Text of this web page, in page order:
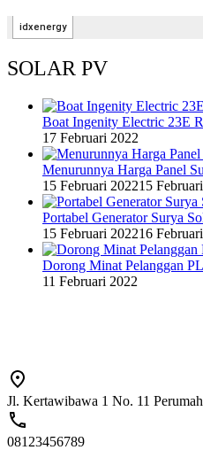
SOLAR PV
Boat Ingenity Electric 23E
17 Februari 2022
Menurunnya Harga Panel
15 Februari 202215
Portabel Generator Surya
15 Februari 202216
Dorong Minat Pelanggan
11 Februari 2022
Jl. Kertawibawa 1 No. 11
08123456789